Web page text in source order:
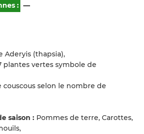
: —
Aderyis (thapsia),
plantes vertes symbole de
couscous selon le nombre de
saison : Pommes de terre, Carottes,